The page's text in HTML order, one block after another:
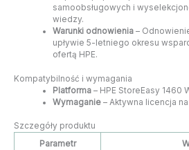
samoobsługowych i
wiedzy.
Warunki odnowienia–
upływie 5-letniego okresu
ofertą HPE.
Kompatybilność i wymagania
Platforma– HPE StoreEasy 1460
Wymaganie– Aktywna licencja
Szczegóły produktu
Parametr